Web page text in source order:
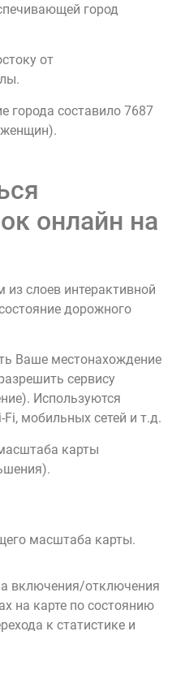
город
от
города составило 7687
онлайн на
слоев интерактивной
дорожного
Ваше местонахождение
сервису
Используются
Fi, мобильных сетей и т.д.
карты
масштаба карты.
включения/отключения
на карте по состоянию
к статистике и